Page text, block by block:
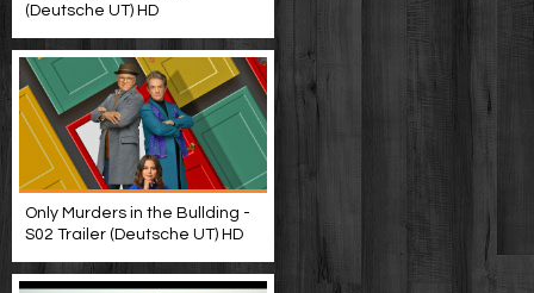
(Deutsche UT) HD
Only Murders in the Bullding -
S02 Trailer (Deutsche UT) HD